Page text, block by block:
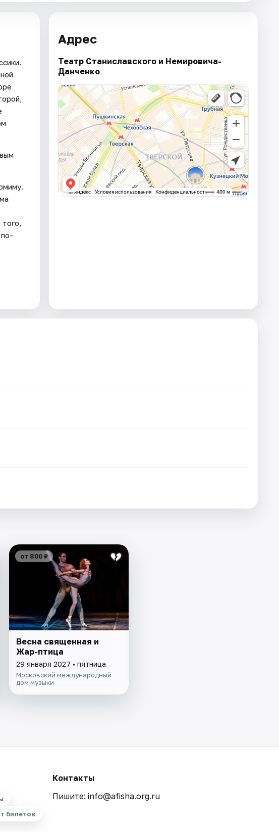
Адрес
Театр Станиславского и Немировича-
Данченко
от 800 ₽
Весна священная и
Жар-птица
29 января 2027 • пятница
Московский международный
дом музыки
билетов
Контакты
Пишите: info@afisha.org.ru